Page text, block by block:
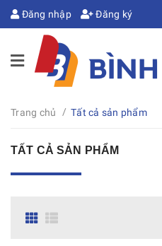
Đăng nhập Đăng ký
Trang chủ / Tất cả sản phẩm
TẤT CẢ SẢN PHẨM